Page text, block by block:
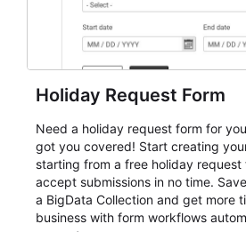
Holiday Request Form
Need a holiday request form for
got you covered! Start creating
starting from a free holiday
accept submissions in no time.
a BigData Collection and get more
business with form workflows